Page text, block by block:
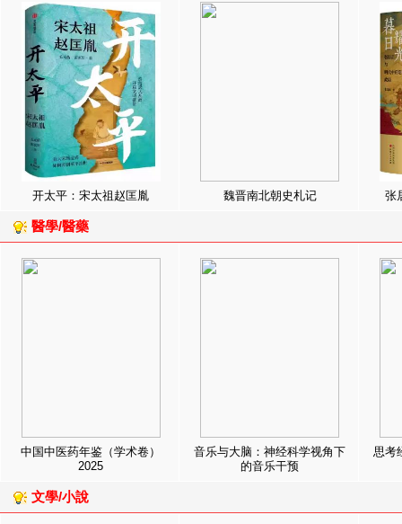
开太平：宋太祖赵匡胤 魏晋南北朝史札记 张
醫學/醫藥
中国中医药年鉴（学术卷）
2025
音乐与大脑：神经科学视角下
的音乐干预
思考
文學/小說